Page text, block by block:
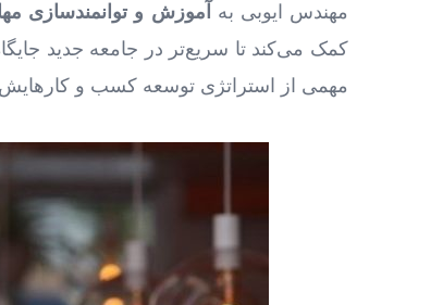
مهندس ایوبی به آموزش و توانمندسازی
کمک می‌کند تا سریع‌تر در جامعه جدید
مهمی از استراتژی توسعه کسب ‌و کارهایش